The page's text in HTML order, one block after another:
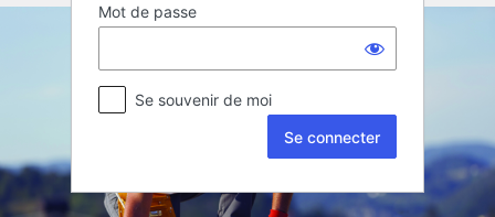
Mot de passe
Se souvenir de moi